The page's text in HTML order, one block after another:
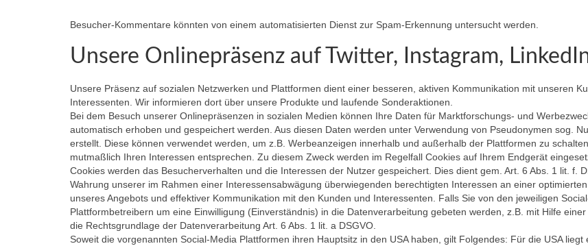
Besucher-Kommentare könnten von einem automatisierten Dienst zur Spam-Erkennung untersucht werden.
Unsere Onlinepräsenz auf Twitter, Instagram,
Unsere Präsenz auf sozialen Netzwerken und Plattformen dient einer besseren, aktiven Kommunikation mit unseren
Interessenten. Wir informieren dort über unsere Produkte und laufende Sonderaktionen.
Bei dem Besuch unserer Onlinepräsenzen in sozialen Medien können Ihre Daten für Marktforschungs- und
automatisch erhoben und gespeichert werden. Aus diesen Daten werden unter Verwendung von Pseudonymen sog.
erstellt. Diese können verwendet werden, um z.B. Werbeanzeigen innerhalb und außerhalb der Plattformen zu
mutmaßlich Ihren Interessen entsprechen. Zu diesem Zweck werden im Regelfall Cookies auf Ihrem Endgerät
Cookies werden das Besucherverhalten und die Interessen der Nutzer gespeichert. Dies dient gem. Art. 6 Abs. 1 lit. f.
Wahrung unserer im Rahmen einer Interessensabwägung überwiegenden berechtigten Interessen an einer
unseres Angebots und effektiver Kommunikation mit den Kunden und Interessenten. Falls Sie von den jeweiligen
Plattformbetreibern um eine Einwilligung (Einverständnis) in die Datenverarbeitung gebeten werden, z.B. mit Hilfe
die Rechtsgrundlage der Datenverarbeitung Art. 6 Abs. 1 lit. a DSGVO.
Soweit die vorgenannten Social-Media Plattformen ihren Hauptsitz in den USA haben, gilt Folgendes: Für die USA liegt